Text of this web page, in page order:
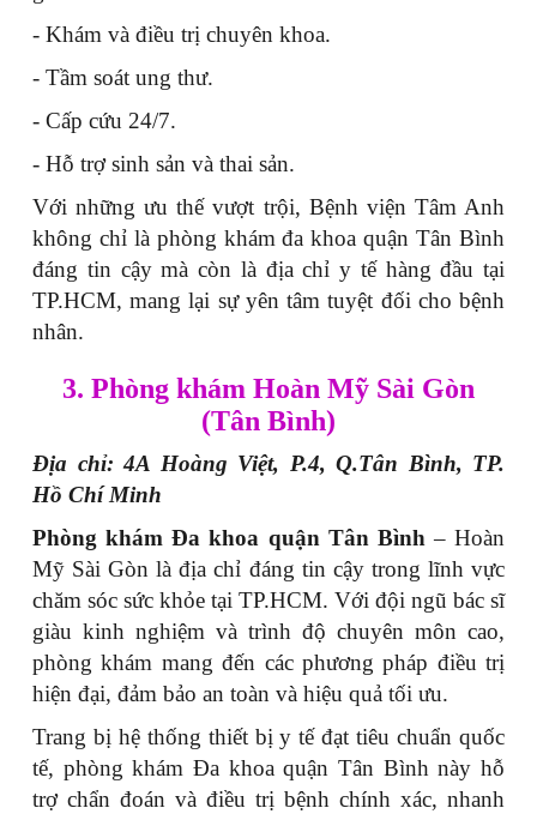
- Khám và điều trị chuyên khoa.
- Tầm soát ung thư.
- Cấp cứu 24/7.
- Hỗ trợ sinh sản và thai sản.
Với những ưu thế vượt trội, Bệnh viện Tâm Anh
không chỉ là phòng khám đa khoa quận Tân Bình
đáng tin cậy mà còn là địa chỉ y tế hàng đầu tại
TP.HCM, mang lại sự yên tâm tuyệt đối cho bệnh
nhân.
3. Phòng khám Hoàn Mỹ Sài Gòn
(Tân Bình)
Địa chỉ: 4A Hoàng Việt, P.4, Q.Tân Bình, TP.
Hồ Chí Minh
Phòng khám Đa khoa quận Tân Bình– Hoàn
Mỹ Sài Gòn là địa chỉ đáng tin cậy trong lĩnh vực
chăm sóc sức khỏe tại TP.HCM. Với đội ngũ bác sĩ
giàu kinh nghiệm và trình độ chuyên môn cao,
phòng khám mang đến các phương pháp điều trị
hiện đại, đảm bảo an toàn và hiệu quả tối ưu.
Trang bị hệ thống thiết bị y tế đạt tiêu chuẩn quốc
tế, phòng khám Đa khoa quận Tân Bình này hỗ
trợ chẩn đoán và điều trị bệnh chính xác, nhanh